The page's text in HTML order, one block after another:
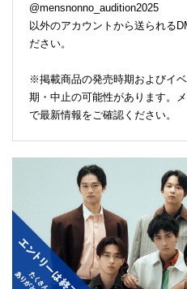
@mensnonno_audition2025
以外のアカウントから送られる
ださい。
※掲載商品の発売時期およびイ
期・中止の可能性があります。
で最新情報をご確認ください。